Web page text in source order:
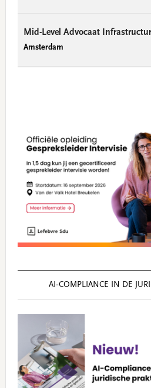
Mid-Level Advocaat
Amsterdam
AI‑COMPLIANCE IN DE